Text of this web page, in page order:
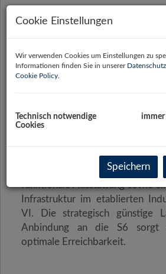
(480 m²)
funktionale Ausstattung sowie
Infrastruktur im etablierten
VI.
Die strategisch günstige
Anbindung an die S6 sorgt
optimale Erreichbarkeit.
Cookie Einstellungen
Wir verwenden Cookies um Einstellungen zu
Informationen finden Sie in unserer
Cookie Policy
Technisch notwendige
Cookies
Speichern